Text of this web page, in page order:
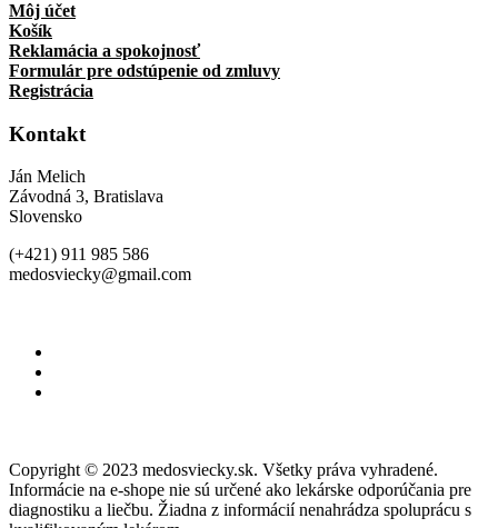
Môj účet
Košík
Reklamácia a spokojnosť
Formulár pre odstúpenie od zmluvy
Registrácia
Kontakt
Ján Melich
Závodná 3, Bratislava
Slovensko
(+421) 911 985 586
medosviecky@gmail.com
Copyright © 2023 medosviecky.sk. Všetky práva vyhradené.
Informácie na e-shope nie sú určené ako lekárske odporúčania pre
diagnostiku a liečbu. Žiadna z informácií nenahrádza spoluprácu s